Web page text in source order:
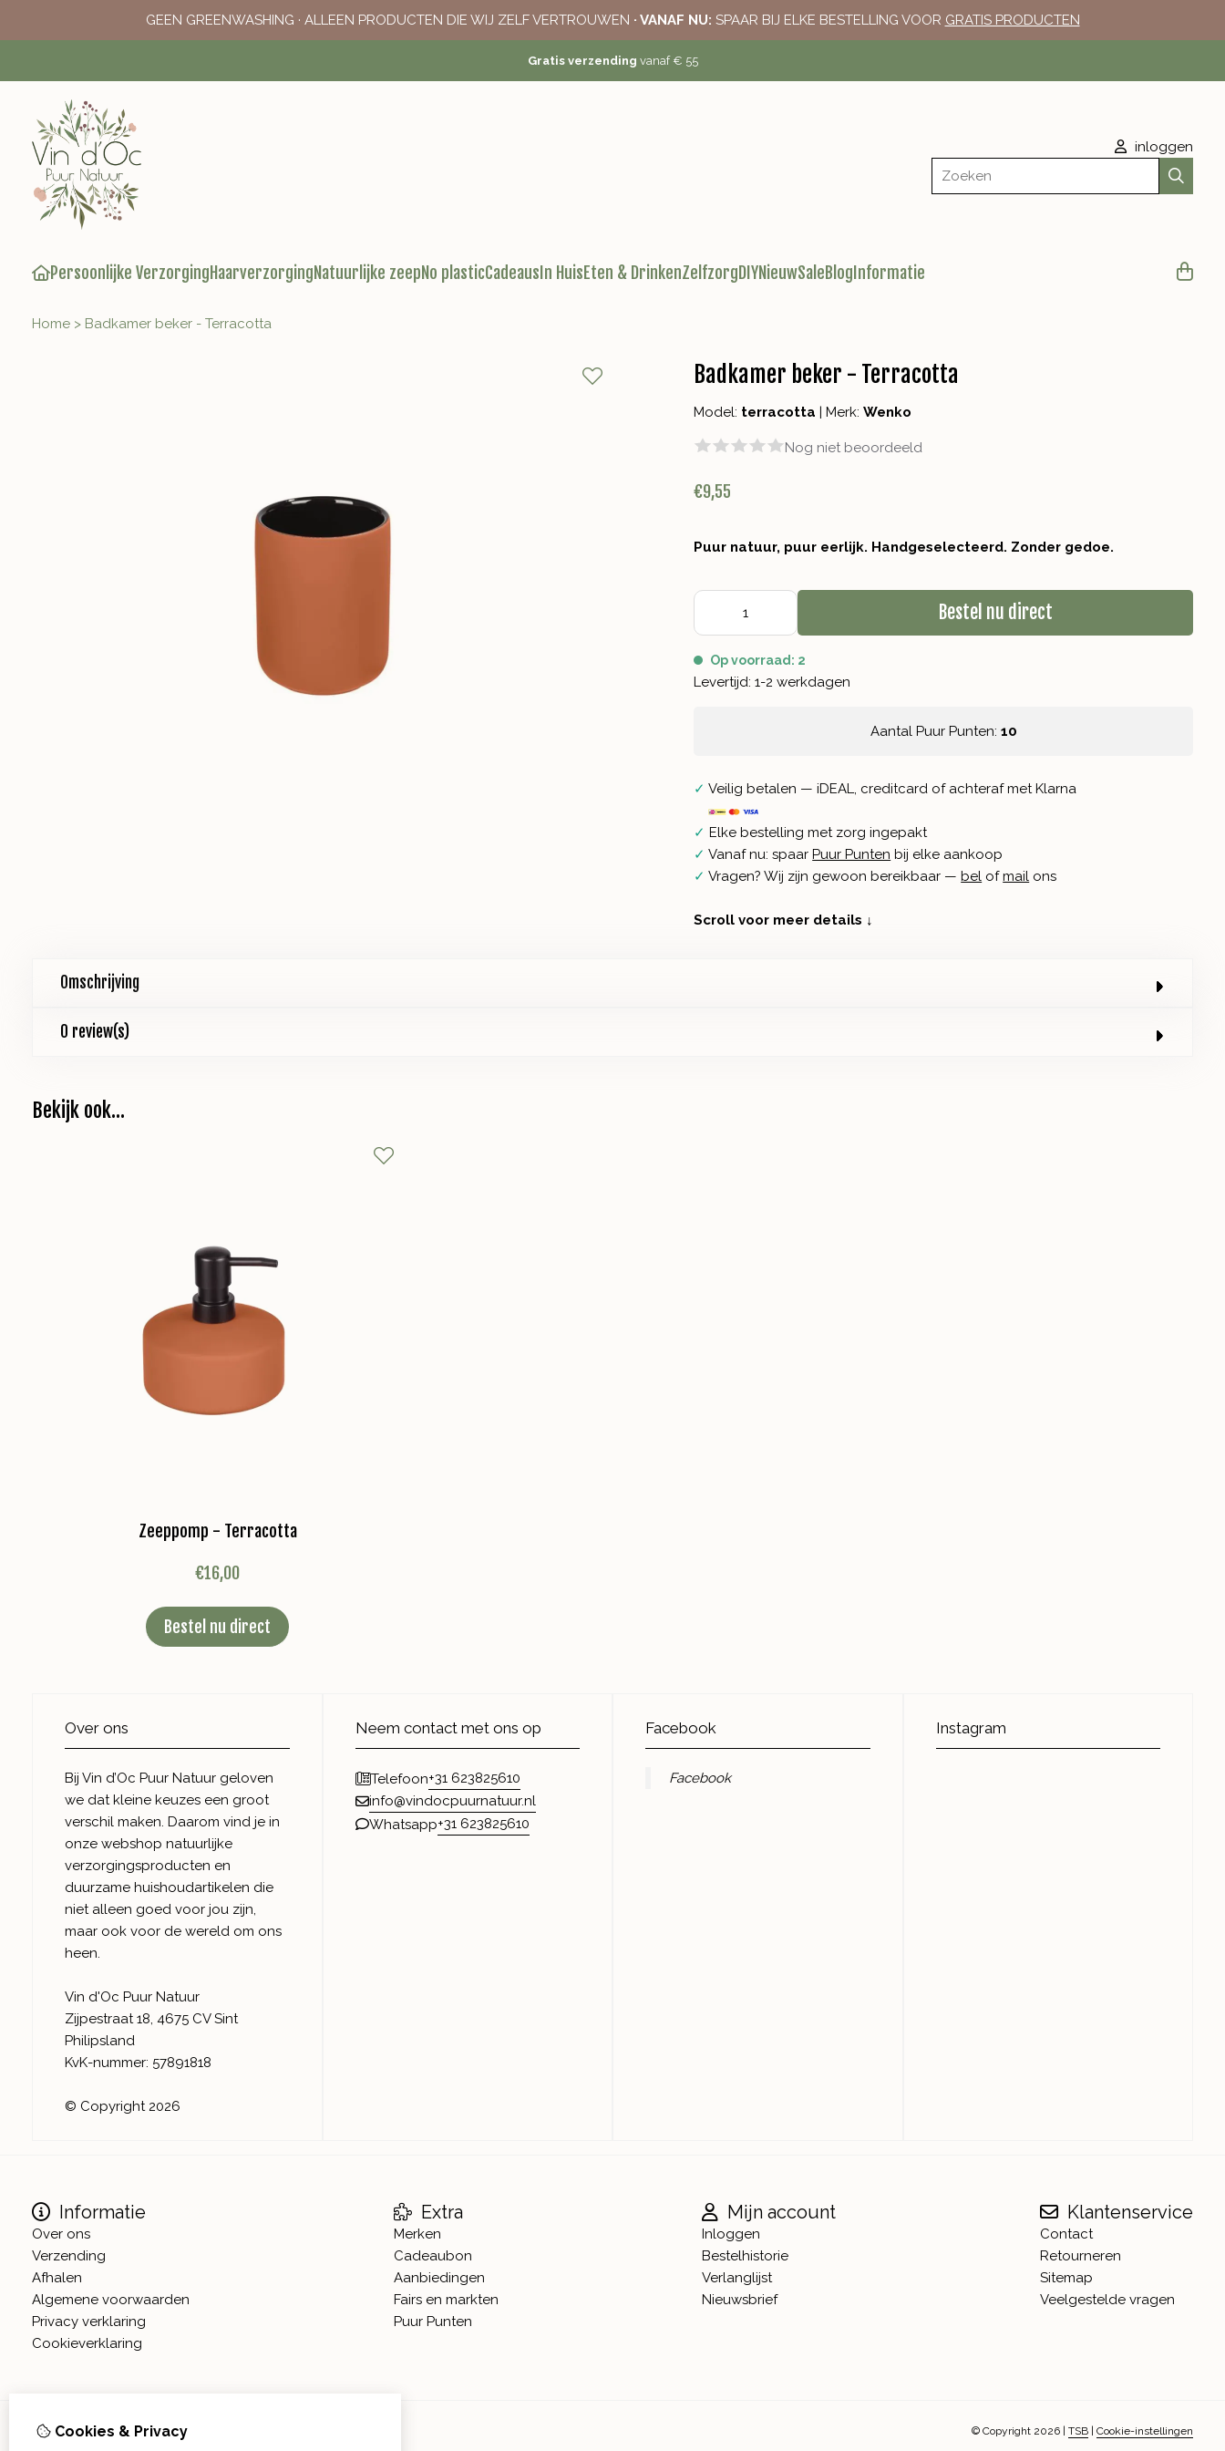
GEEN GREENWASHING · ALLEEN PRODUCTEN DIE WIJ ZELF VERTROUWEN · VANAF NU: SPAAR BIJ ELKE BESTELLING VOOR GRATIS PRODUCTEN
Gratis verzending vanaf € 55
inloggen
Zoeken
Persoonlijke VerzorgingHaarverzorgingNatuurlijke zeepNo plasticCadeaus In HuisEten & DrinkenZelfzorgDIYNieuwSaleBlog Informatie
Home > Badkamer beker - Terracotta
Badkamer beker - Terracotta
Model: terracotta Merk:Wenko
Nog niet beoordeeld
€9,55
Puur natuur, puur eerlijk. Handgeselecteerd. Zonder gedoe.
Bestel nu direct
Op voorraad: 2
Levertijd: 1-2 werkdagen
Aantal Puur Punten: 10
✓ Veilig betalen — iDEAL, creditcard of achteraf met Klarna
✓ Elke bestelling met zorg ingepakt
✓ Vanaf nu: spaar Puur Punten bij elke aankoop
✓ Vragen? Wij zijn gewoon bereikbaar — bel ofmail ons
Scroll voor meer details ↓
Omschrijving
0 review(s)
Bekijk ook...
Zeeppomp - Terracotta
€16,00
Bestel nu direct
Over ons
Bij Vin d’Oc Puur Natuur geloven
we dat kleine keuzes een groot
verschil maken. Daarom vind je in
onze webshop natuurlijke
verzorgingsproducten en
duurzame huishoudartikelen die
niet alleen goed voor jou zijn,
maar ook voor de wereld om ons
heen.
Vin d'Oc Puur Natuur
Zijpestraat 18, 4675 CV Sint
Philipsland
KvK-nummer: 57891818
© Copyright 2026
Neem contact met ons op
Telefoon+31 623825610
info@vindocpuurnatuur.nl
Whatsapp+31 623825610
Facebook
Facebook
Instagram
Informatie
Over ons
Verzending
Afhalen
Algemene voorwaarden
Privacy verklaring
Cookieverklaring
Extra
Merken
Cadeaubon
Aanbiedingen
Fairs en markten
Puur Punten
Mijn account
Inloggen
Bestelhistorie
Verlanglijst
Nieuwsbrief
Klantenservice
Contact
Retourneren
Sitemap
Veelgestelde vragen
© Copyright 2026 | TSB | Cookie-instellingen
Cookies & Privacy